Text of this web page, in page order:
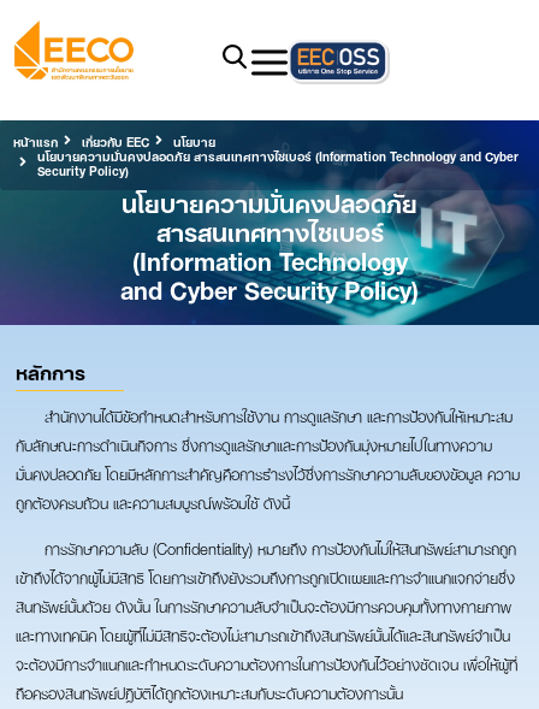
หน้าแรก เกี่ยวกับ EEC นโยบาย
นโยบายความมั่นคงปลอดภัย สารสนเทศทางไซเบอร์ (Information Technology and Cyber
Security Policy)
นโยบายความมั่นคงปลอดภัย
สารสนเทศทางไซเบอร์
(Information Technology
and Cyber Security Policy)
หลักการ
สำนักงานได้มีข้อกำหนดสำหรับการใช้งาน การดูแลรักษา และการป้องกันให้เหมาะสม
กับลักษณะการดำเนินกิจการ ซึ่งการดูแลรักษาและการป้องกันมุ่งหมายไปในทางความ
มั่นคงปลอดภัย โดยมีหลักการสำคัญคือการธำรงไว้ซึ่งการรักษาความลับของข้อมูล ความ
ถูกต้องครบถ้วน และความสมบูรณ์พร้อมใช้ ดังนี้
การรักษาความลับ (Confidentiality) หมายถึง การป้องกันไม่ให้สินทรัพย์สามารถถูก
เข้าถึงได้จากผู้ไม่มีสิทธิ โดยการเข้าถึงยังรวมถึงการถูกเปิดเผยและการจำแนกแจกจ่ายซึ่ง
สินทรัพย์นั้นด้วย ดังนั้น ในการรักษาความลับจำเป็นจะต้องมีการควบคุมทั้งทางกายภาพ
และทางเทคนิค โดยผู้ที่ไม่มีสิทธิจะต้องไม่สามารถเข้าถึงสินทรัพย์นั้นได้และสินทรัพย์จำเป็น
จะต้องมีการจำแนกและกำหนดระดับความต้องการในการป้องกันไว้อย่างชัดเจน เพื่อให้ผู้ที่
ถือครองสินทรัพย์ปฏิบัติได้ถูกต้องเหมาะสมกับระดับความต้องการนั้น